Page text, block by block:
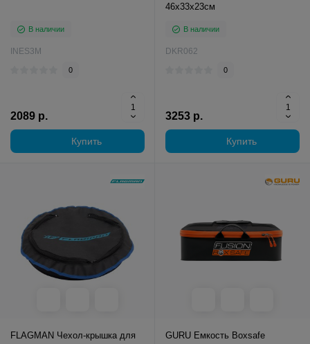
В наличии
INES3M
0
2089 р.
Купить
46x33x23см
В наличии
DKR062
0
3253 р.
Купить
FLAGMAN Чехол-крышка для
GURU Емкость Boxsafe